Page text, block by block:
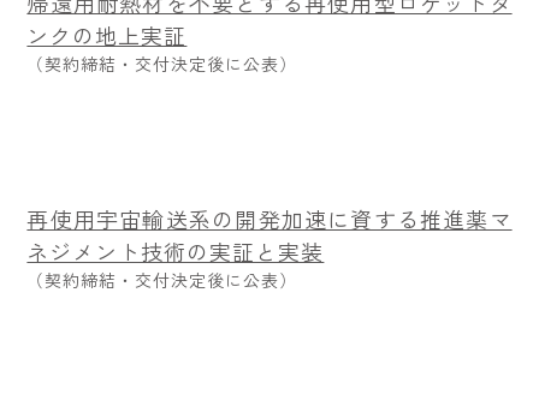
ンクの地上実証
（契約締結・交付決定後に公表）
再使用宇宙輸送系の開発加速に資する推進薬マ
ネジメント技術の実証と実装
（契約締結・交付決定後に公表）